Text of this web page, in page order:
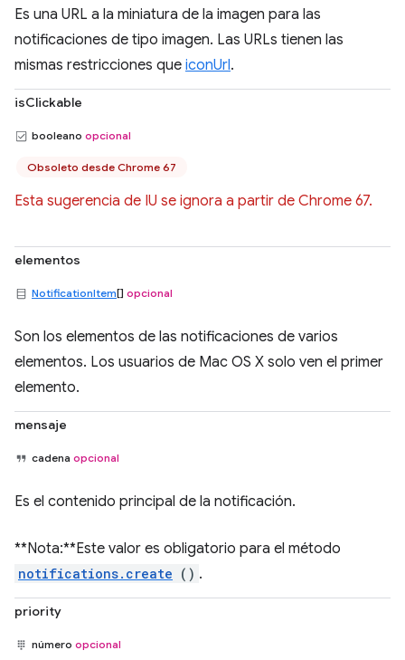
Es una URL a la miniatura de la imagen para las
notificaciones de tipo imagen. Las URLs tienen las
mismas restricciones que iconUrl.
isClickable
booleano opcional
Obsoleto desde Chrome 67
Esta sugerencia de IU se ignora a partir de Chrome 67.
elementos
NotificationItem[] opcional
Son los elementos de las notificaciones de varios
elementos. Los usuarios de Mac OS X solo ven el primer
elemento.
mensaje
cadena opcional
Es el contenido principal de la notificación.
**Nota:**Este valor es obligatorio para el método
notifications.create () .
priority
número opcional